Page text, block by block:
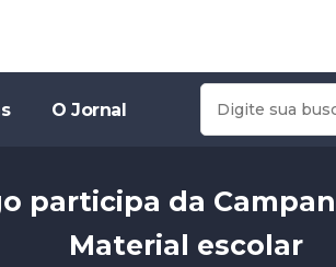
O Jornal
participa da
Material escolar